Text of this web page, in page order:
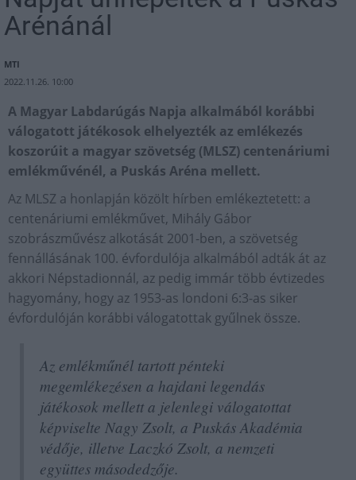
Arénánál
MTI
2022.11.26. 10:00
A Magyar Labdarúgás Napja alkalmából korábbi
válogatott játékosok elhelyezték az emlékezés
koszorúit a magyar szövetség (MLSZ) centenáriumi
emlékművénél, a Puskás Aréna mellett.
Az MLSZ a honlapján közölt hírben emlékeztetett: a
centenáriumi emlékművet, Mihály Gábor
szobrászművész alkotását 2001-ben, a szövetség
fennállásának 100. évfordulója alkalmából adták át az
akkori Népstadionnál, az pedig immár több évtizedes
hagyomány, hogy az 1953-as londoni 6:3-as siker
évfordulóján korábbi válogatottak gyűlnek össze.
Az emlékműnél tartott pénteki
megemlékezésen a hajdani legendás
játékosok mellett a jelenlegi válogatottat
képviselte Nagy Zsolt, a Puskás Akadémia
védője, illetve Laczkó Zsolt, a nemzeti
együttes másodedzője.